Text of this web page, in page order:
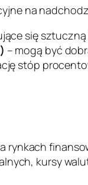
na
się
– mogą być
stóp
rynkach
kursy